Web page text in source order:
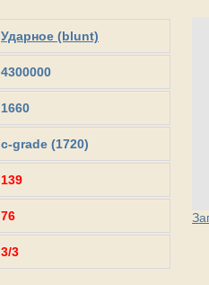
Ударное (blunt)
4300000
1660
c-grade (1720)
139
76
3/3